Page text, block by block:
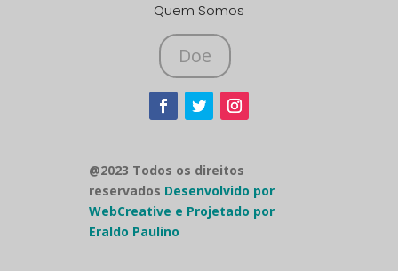
Quem Somos
Doe
@2023 Todos os direitos
reservados Desenvolvido por
WebCreative e Projetado por
Eraldo Paulino